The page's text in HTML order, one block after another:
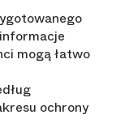
mogą łatwo
ochrony